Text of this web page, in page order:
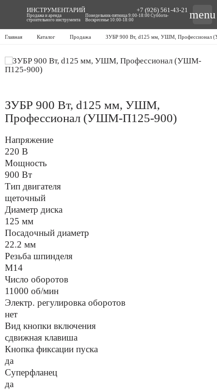
Главная Каталог Продажа ЗУБР 900 Вт, d125 мм, УШМ, Профессионал
ЗУБР 900 Вт, d125 мм, УШМ,
Профессионал (УШМ-П125-900)
Напряжение
220 В
Мощность
900 Вт
Тип двигателя
щеточный
Диаметр диска
125 мм
Посадочный диаметр
22.2 мм
Резьба шпинделя
М14
Число оборотов
11000 об/мин
Электр. регулировка оборотов
нет
Вид кнопки включения
сдвижная клавиша
Кнопка фиксации пуска
да
Суперфланец
да
ИНСТРУМЕНТАРИЙ
Продажа и аренда
строительного инструмента
+7 (926) 561-43-21
Понедельник-пятница 9:00-18:00 Суббота-
Воскресенье 10:00-18:00
menu